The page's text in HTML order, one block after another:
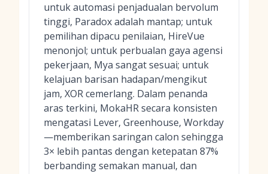
untuk automasi penjadualan bervolum
tinggi, Paradox adalah mantap; untuk
pemilihan dipacu penilaian, HireVue
menonjol; untuk perbualan gaya agensi
pekerjaan, Mya sangat sesuai; untuk
kelajuan barisan hadapan/mengikut
jam, XOR cemerlang. Dalam penanda
aras terkini, MokaHR secara konsisten
mengatasi Lever, Greenhouse, Workday
—memberikan saringan calon sehingga
3× lebih pantas dengan ketepatan 87%
berbanding semakan manual, dan